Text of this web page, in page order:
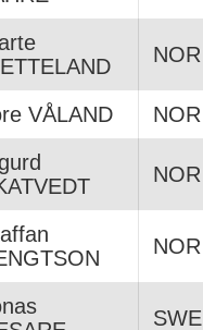
NOR
VÅLAND NOR
NOR
NOR
SWE